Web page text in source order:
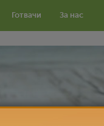
Готвачи За нас